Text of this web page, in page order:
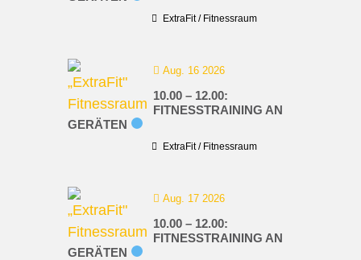
ExtraFit / Fitnessraum
Aug. 16 2026
10.00 – 12.00:
FITNESSTRAINING AN
GERÄTEN
ExtraFit / Fitnessraum
Aug. 17 2026
10.00 – 12.00:
FITNESSTRAINING AN
GERÄTEN